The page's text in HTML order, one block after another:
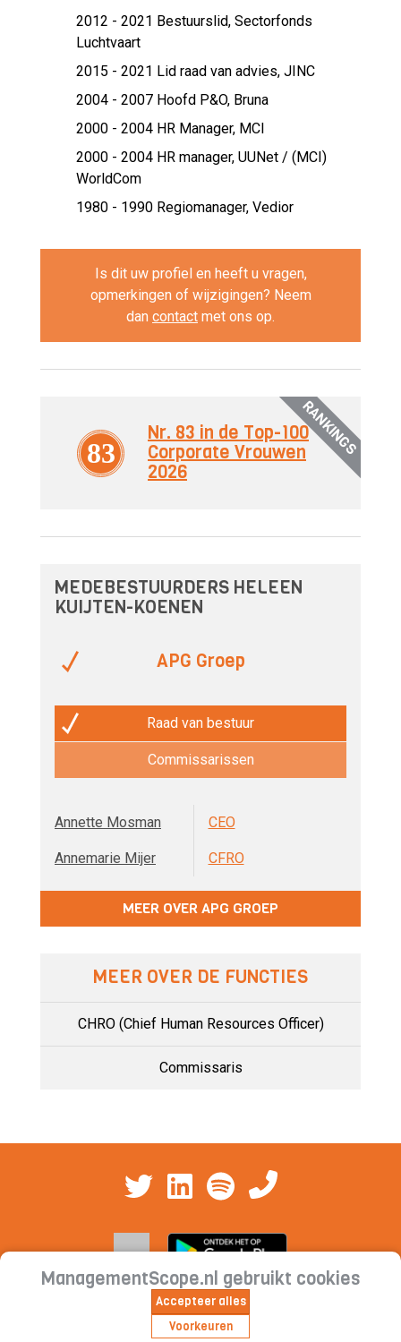
2012 - 2021 Bestuurslid, Sectorfonds
Luchtvaart
2015 - 2021 Lid raad van advies, JINC
2004 - 2007 Hoofd P&O, Bruna
2000 - 2004 HR Manager, MCI
2000 - 2004 HR manager, UUNet / (MCI)
WorldCom
1980 - 1990 Regiomanager, Vedior
Is dit uw profiel en heeft u vragen,
opmerkingen of wijzigingen? Neem
dan contact met ons op.
RANKINGS
83
Nr. 83 in de Top-100
Corporate Vrouwen
2026
MEDEBESTUURDERS HELEEN
KUIJTEN-KOENEN
APG Groep
Raad van bestuur
Commissarissen
Annette Mosman CEO
Annemarie Mijer CFRO
MEER OVER APG GROEP
MEER OVER DE FUNCTIES
CHRO (Chief Human Resources Officer)
Commissaris
Cookieverklaring | Privacyverklaring |
ManagementScope.nl gebruikt cookies
Accepteer alles
Voorkeuren